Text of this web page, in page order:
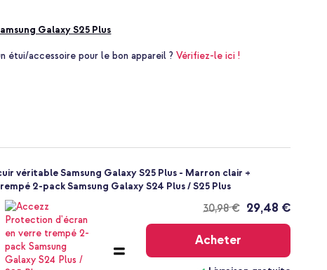
Galaxy S25 Plus
étui/accessoire pour le bon appareil ?Vérifiez-le ici !
véritable Samsung Galaxy S25 Plus - Marron clair +
2-pack Samsung Galaxy S24 Plus / S25 Plus
30,98 €
Livraison
29,48 €
Acheter